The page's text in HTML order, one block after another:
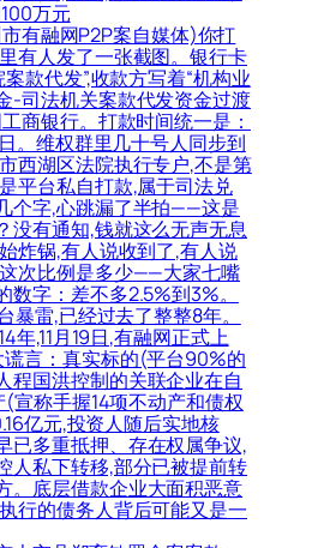
万元
有融网P2P案自媒体)你打
有人发了一张截图。银行卡
款代发”,收款方写着“机构业
-司法机关案款代发资金过渡
工商银行。打款时间统一是：
。维权群里几十号人同步到
西湖区法院执行专户,不是第
平台私自打款,属于司法兑
个字,心跳漏了半拍——这是
没有通知,钱就这么无声无息
炸锅,有人说收到了,有人说
次比例是多少——大家七嘴
数字：差不多2.5%到3%。
暴雷,已经过去了整整8年。
年,11月19日,有融网正式上
言：真实标的(平台90%的
程国洪控制的关联企业在自
宣称手握14项不动产和债权
亿元,投资人随后实地核
已多重抵押、存在权属争议,
人私下转移,部分已被提前转
。底层借款企业大面积恶意
行的债务人背后可能又是一